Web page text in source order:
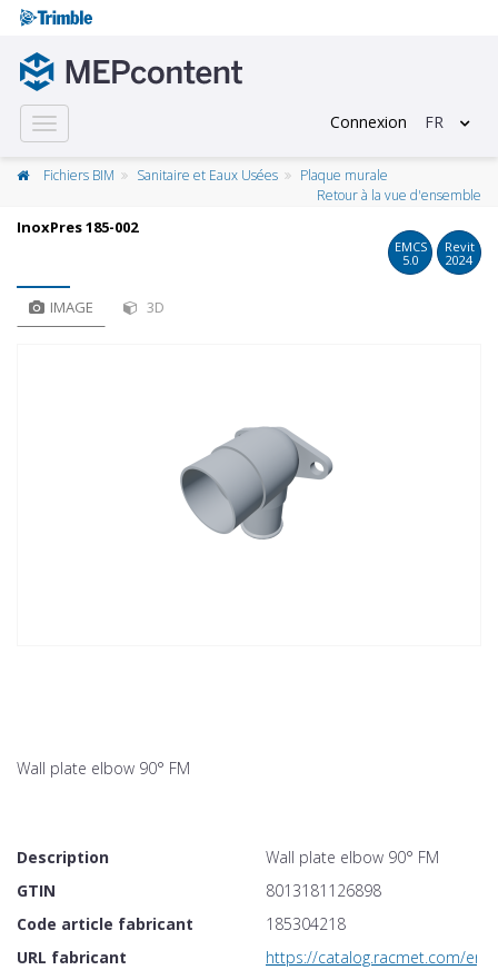
Toggle
navigation
Connexion FR
Fichiers BIM Sanitaire et Eaux Usées
Plaque murale
Retour à la vue d'ensemble
InoxPres 185-002
EMCS
5.0
Revit
2024
IMAGE 3D
Wall plate elbow 90° FM
Description
Wall plate elbow 90° FM
GTIN
8013181126898
Code article fabricant
185304218
URL fabricant
https://catalog.racmet.com/en/